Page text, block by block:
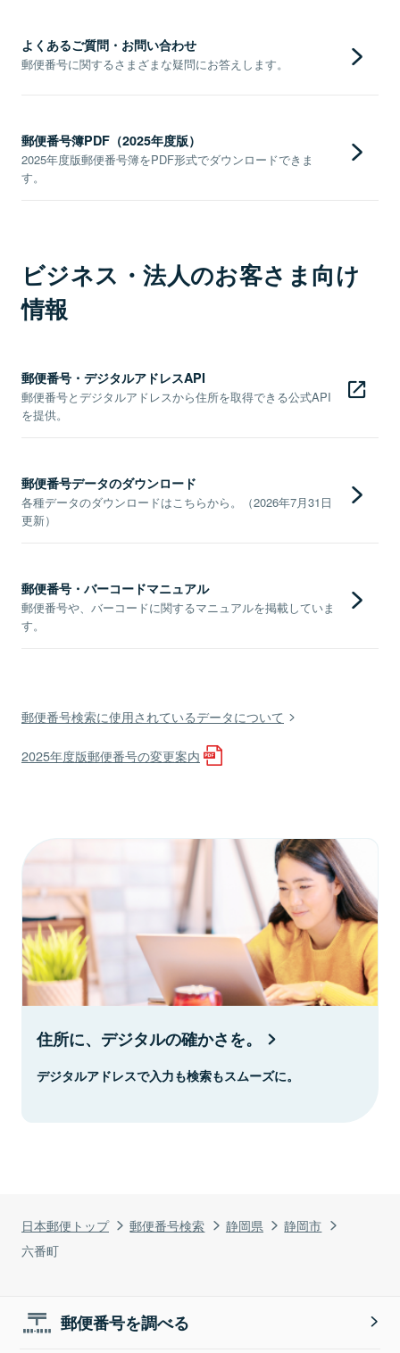
日本郵便トップ 郵便番号検索 静岡県
静岡市
六番町
よくあるご質問・お問い合わせ
郵便番号に関するさまざまな疑問にお答えします。
郵便番号簿PDF（2025年度版）
2025年度版郵便番号簿をPDF形式でダウンロードできま
す。
ビジネス・法人のお客さま向け
情報
郵便番号・デジタルアドレスAPI
郵便番号とデジタルアドレスから住所を取得できる公式API
を提供。
郵便番号データのダウンロード
各種データのダウンロードはこちらから。（2026年7月31日
更新）
郵便番号・バーコードマニュアル
郵便番号や、バーコードに関するマニュアルを掲載していま
す。
郵便番号検索に使用されているデータについて
2025年度版郵便番号の変更案内
住所に、デジタルの確かさを。
デジタルアドレスで入力も検索もスムーズに。
郵便番号を調べる